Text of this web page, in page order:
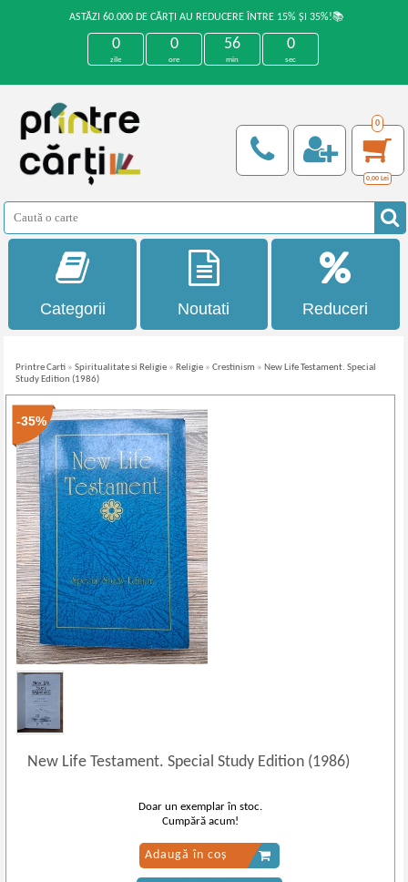
ASTĂZI 60.000 DE CĂRȚI AU REDUCERE ÎNTRE 15% ȘI 35%!📚
0
zile
0
ore
56
min
0
sec
0
0,00 Lei
Categorii Noutati Reduceri
Printre Carti »Spiritualitate si Religie » Religie »Crestinism » New Life Testament. Special
Study Edition (1986)
-35%
New Life Testament. Special Study Edition (1986)
Doar un exemplar în stoc.
Cumpără acum!
Adaugă în coș